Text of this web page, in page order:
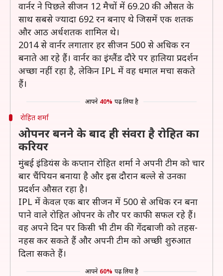
वार्नर ने पिछले सीजन 12 मैचों में 69.20 की औसत के
साथ सबसे ज्यादा 692 रन बनाए थे जिसमें एक शतक
और आठ अर्धशतक शामिल थे।
2014 से वार्नर लगातार हर सीजन 500 से अधिक रन
बनाते आ रहे हैं। वार्नर का इंग्लैंड दौरे पर हालिया प्रदर्शन
अच्छा नहीं रहा है, लेकिन IPL में वह धमाल मचा सकते
हैं।
आपने 40% पढ़ लिया है
रोहित शर्मा
ओपनर बनने के बाद ही संवरा है रोहित का
करियर
मुंबई इंडियंस के कप्तान रोहित शर्मा ने अपनी टीम को चार
बार चैंपियन बनाया है और इस दौरान बल्ले से उनका
प्रदर्शन औसत रहा है।
IPL में केवल एक बार सीजन में 500 से अधिक रन बना
पाने वाले रोहित ओपनर के तौर पर काफी सफल रहे हैं।
वह अपने दिन पर किसी भी टीम की गेंदबाजी को तहस-
नहस कर सकते हैं और अपनी टीम को अच्छी शुरुआत
दिला सकते हैं।
आपने 60% पढ़ लिया है